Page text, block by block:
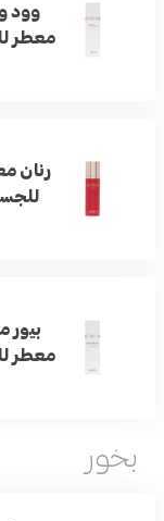
وود
معطر
رنان
معطر
بخور